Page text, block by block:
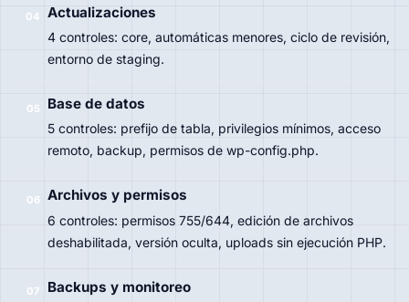
04 Actualizaciones
4 controles: core, automáticas menores, ciclo de revisión,
entorno de staging.
05 Base de datos
5 controles: prefijo de tabla, privilegios mínimos, acceso
remoto, backup, permisos de wp-config.php.
06 Archivos y permisos
6 controles: permisos 755/644, edición de archivos
deshabilitada, versión oculta, uploads sin ejecución PHP.
07 Backups y monitoreo